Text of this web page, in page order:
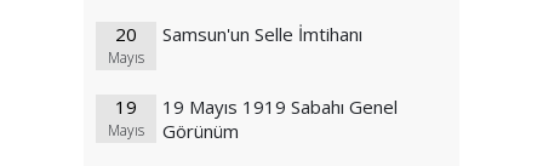
20
Mayıs
Samsun'un Selle İmtihanı
19
Mayıs
19 Mayıs 1919 Sabahı Genel
Görünüm